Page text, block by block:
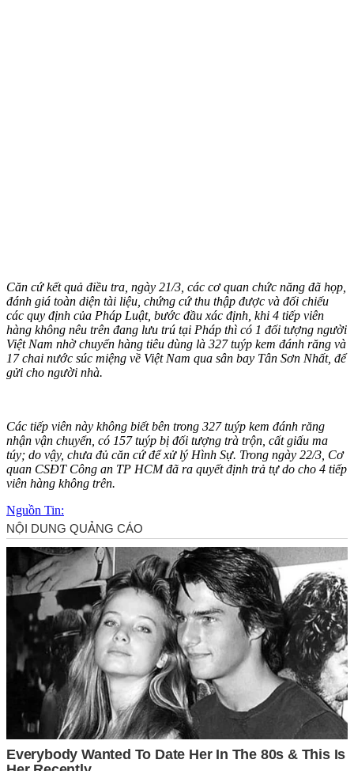
Căn cứ kết quả điều tra, ngày 21/3, các cơ quan chức năng đã họp,
đánh giá toàn diện tài liệu, chứng cứ thu thập được và đối chiếu
các quy định của Pháp Luật, bước đầu xác định, khi 4 tiế‌p viê‌n
hàng không nêu trên đang lưu trú tại Pháp thì có 1 đối tượng người
Việt Nam nhờ chuyển hàng tiêu dùng là 327 tuýp kem đánh răng và
17 chai nước súc miệng về Việt Nam qua sân bay Tân Sơn Nhất, để
gửi cho người nhà.
Các tiế‌p viê‌n này không biết bên trong 327 tuýp kem đánh răng
nhận vận chuyển, có 157 tuýp bị đối tượng trà trộn, cất giấu m‌a
tú‌y; do vậy, chưa đủ căn cứ để xử lý Hình Sự. Trong ngày 22/3, Cơ
quan CSĐT Công an TP HCM đã ra quyết định trả tự do cho 4 tiế‌p
viê‌n hàng không trên.
Nguồn Tin: